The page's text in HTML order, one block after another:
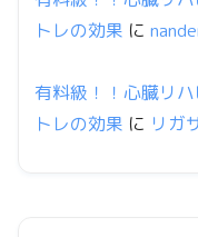
トレの効果 に
有料級！！心臓リ
トレの効果 に リガ